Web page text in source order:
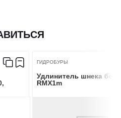
ГИДРОБУРЫ
Удлинитель шнека без
RMX1m